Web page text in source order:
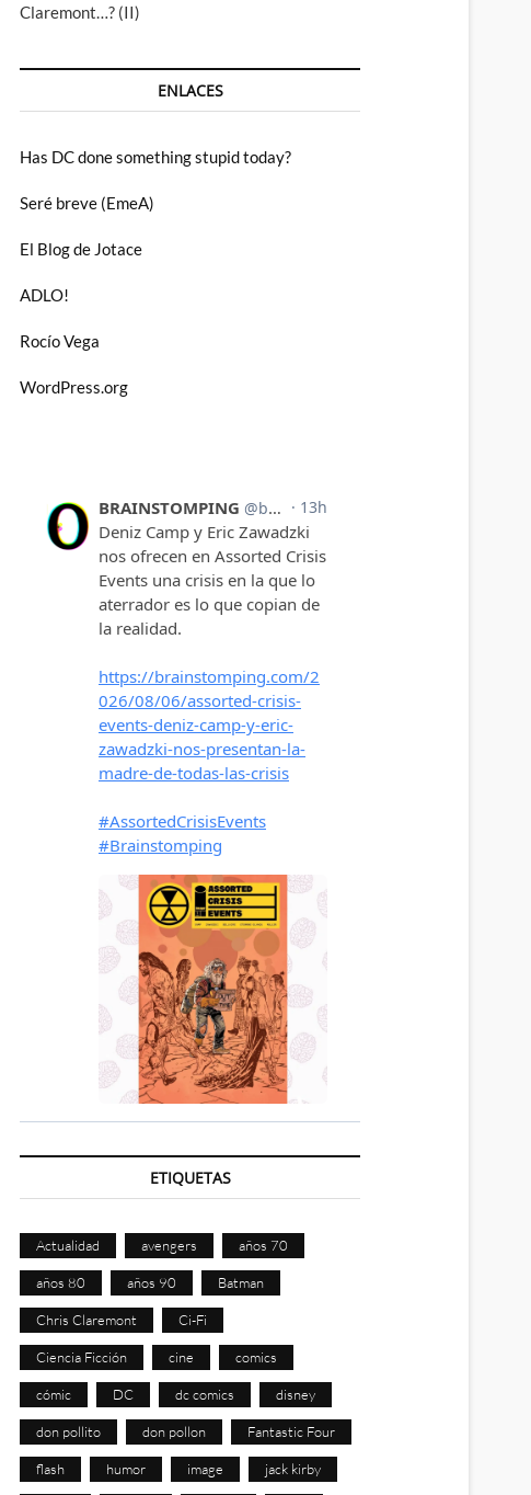
Claremont…? (II)
ENLACES
Has DC done something stupid today?
Seré breve (EmeA)
El Blog de Jotace
ADLO!
Rocío Vega
WordPress.org
ETIQUETAS
Actualidad avengers años 70
años 80 años 90 Batman
Chris Claremont Ci-Fi
Ciencia Ficción cine comics
cómic DC dc comics disney
don pollito don pollon Fantastic Four
flash humor image jack kirby